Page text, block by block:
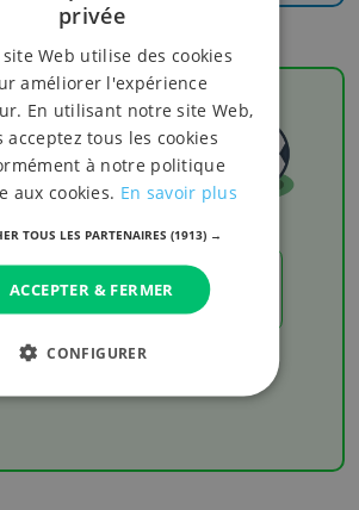
LES RÉSULTATS
week-end retrouvez les derniers
privée
Web utilise des cookies
améliorer l'expérience
En utilisant notre site Web,
acceptez tous les cookies
à notre politique
aux cookies. En savoir plus
TOUS LES PARTENAIRES (1913) →
ACCEPTER & FERMER
CONFIGURER